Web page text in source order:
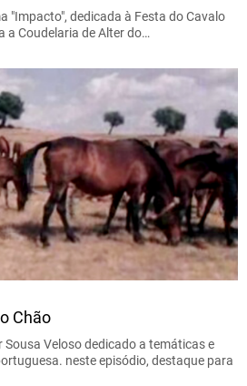
"Impacto", dedicada à Festa do Cavalo
a Coudelaria de Alter do…
Chão
Veloso dedicado a temáticas e
neste episódio, destaque para